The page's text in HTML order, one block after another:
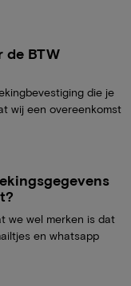
de BTW
die je
wij een overeenkomst
we wel merken is dat
en whatsapp